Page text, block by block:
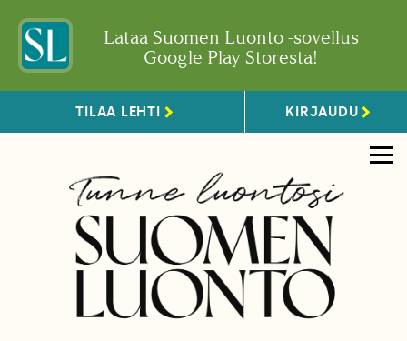
Lataa Suomen Luonto -sovellus
Google Play Storesta!
TILAA LEHTI KIRJAUDU